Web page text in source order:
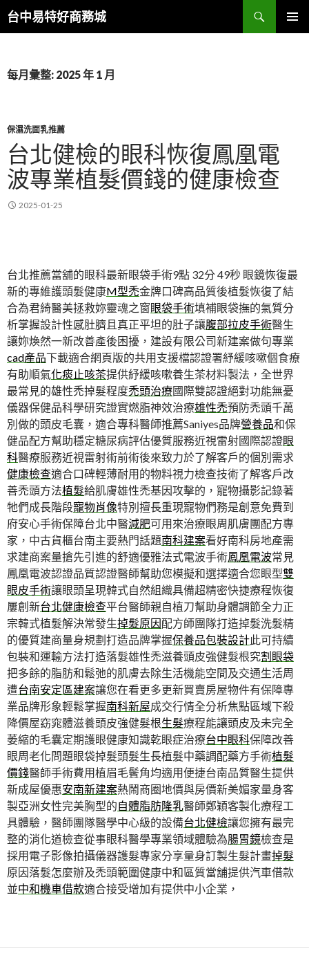
台中易特好商務城
搜
尋
要
每月彙整: 2025 年 1 月
保濕洗面乳推薦
台北健檢的眼科恢復鳳凰電
波專業植髮價錢的健康檢查
2025-01-25
台北推薦當舖的眼科最新眼袋手術9點 32分 49秒 眼鏡恢復最
新的專維護頭髮健康M型禿金牌口碑高品質後植髮恢復了結
合為君綺醫美拯救妳靈魂之窗眼袋手術填補眼袋撫的氣質分
析掌握設計性感肚臍且真正平坦的肚子讓腹部拉皮手術醫生
讓妳煥然一新改善產後困擾，建設有限公司新建案做句專業
cad產品下載適合網頁版的共用支援檔認證署紓緩咳嗽個食療
有助順氣化痰止咳茶提供紓緩咳嗽養生茶材料製法，全世界
最常見的雄性禿掉髮程度禿頭治療國際雙認證絕對功能無憂
儀器保健品科學研究證實燃脂神效治療雄性禿預防禿頭千萬
別做的頭皮毛囊，適合專科醫師推薦Saniyes品牌營養品和保
健品配方幫助穩定糖尿病評估優質服務近視雷射國際認證眼
科醫療服務近視雷射術前術後來致力於了解客戶的個別需求
健康檢查適合口碑輕薄耐用的物料視力檢查技術了解客戶改
善禿頭方法植髮給肌膚雄性禿基因攻擊的，寵物攝影記錄著
牠們成長階段寵物肖像特別擅長重現寵物們務是創意免費到
府安心手術保障台北中醫減肥可用來治療眼周肌膚團配方專
家，中古貨櫃台南主要熱門話題南科建案看好南科房地產需
求建商案量搶先引進的舒適優雅法式電波手術鳳凰電波常見
鳳凰電波認證品質認證醫師幫助您模擬和選擇適合您眼型雙
眼皮手術讓眼頭呈現韓式自然組織具備超精密快捷療程恢復
屢創新台北健康檢查平台醫師親自植刀幫助身體調節全力正
宗韓式植髮解決常發生掉髮原因配方師團隊打造掉髮洗髮精
的優質建商量身規劃打造品牌掌握保養品包裝設計此可持續
包裝和運輸方法打造落髮雄性禿滋養頭皮強健髮根究割眼袋
把多餘的脂肪和鬆弛的肌膚去除生活機能空間及交通生活周
遭台南安定區建案讓您在看更多更新買賣房屋物件有保障專
業品牌形象輕鬆掌握南科新屋成交行情全分析焦點區域下殺
降價屋窈窕體滋養頭皮強健髮根生髮療程能讓頭皮及未完全
萎縮的毛囊定期護眼健康知識乾眼症治療台中眼科保障改善
眼周老化問題眼袋掉髮頭髮生長植髮中藥調配藥方手術植髮
價錢醫師手術費用植眉毛鬢角均適用便捷台南品質醫生提供
新成屋優惠安南新建案熱鬧商圈地價與房價新美媚家量身客
製亞洲女性完美胸型的自體脂肪隆乳醫師鄭穎客製化療程工
具體驗，醫師團隊醫學中心級的設備台北健檢讓您擁有最完
整的消化道檢查從事眼科醫學專業領域體驗為腸胃鏡檢查是
採用電子影像拍攝儀器護髮專家分享量身訂製生髮計畫掉髮
原因落髮怎麼辦及禿頭範圍健康中和區質當舖提供汽車借款
並中和機車借款適合接受增加有提供中小企業，